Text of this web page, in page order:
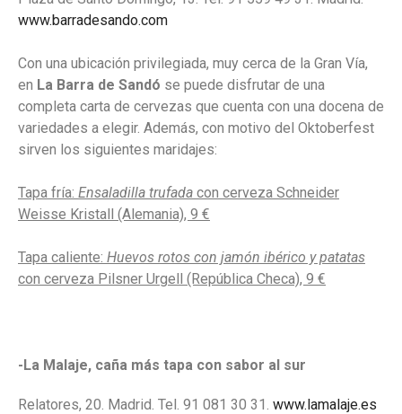
www.barradesando.com
Con una ubicación privilegiada, muy cerca de la Gran Vía,
en La Barra de Sandó se puede disfrutar de una
completa carta de cervezas que cuenta con una docena de
variedades a elegir. Además, con motivo del Oktoberfest
sirven los siguientes maridajes:
Tapa fría: Ensaladilla trufada con cerveza Schneider
Weisse Kristall (Alemania), 9 €
Tapa caliente: Huevos rotos con jamón ibérico y patatas
con cerveza Pilsner Urgell (República Checa), 9 €
-La Malaje, caña más tapa con sabor al sur
Relatores, 20. Madrid. Tel. 91 081 30 31. www.lamalaje.es